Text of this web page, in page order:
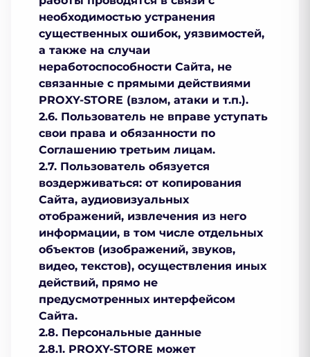
необходимостью устранения
существенных ошибок, уязвимостей,
а также на случаи
неработоспособности Сайта, не
связанные с прямыми действиями
PROXY-STORE (взлом, атаки и т.п.).
2.6. Пользователь не вправе уступать
свои права и обязанности по
Соглашению третьим лицам.
2.7. Пользователь обязуется
воздерживаться: от копирования
Сайта, аудиовизуальных
отображений, извлечения из него
информации, в том числе отдельных
объектов (изображений, звуков,
видео, текстов), осуществления иных
действий, прямо не
предусмотренных интерфейсом
Сайта.
2.8. Персональные данные
2.8.1. PROXY-STORE может